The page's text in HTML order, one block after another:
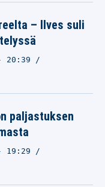
– Ilves suli
20:39
paljastuksen
19:29